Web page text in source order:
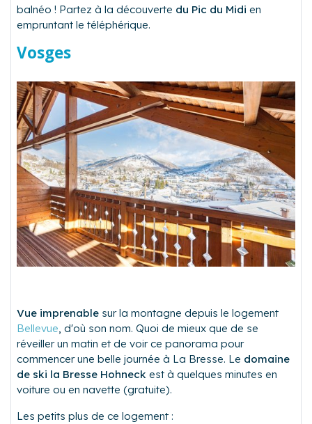
balnéo ! Partez à la découverte du Pic du Midi en
empruntant le téléphérique.
Vosges
Vue imprenable sur la montagne depuis le logement
Bellevue , d'où son nom. Quoi de mieux que de se
réveiller un matin et de voir ce panorama pour
commencer une belle journée à La Bresse. Le domaine
de ski la Bresse Hohneck est à quelques minutes en
voiture ou en navette (gratuite).
Les petits plus de ce logement :